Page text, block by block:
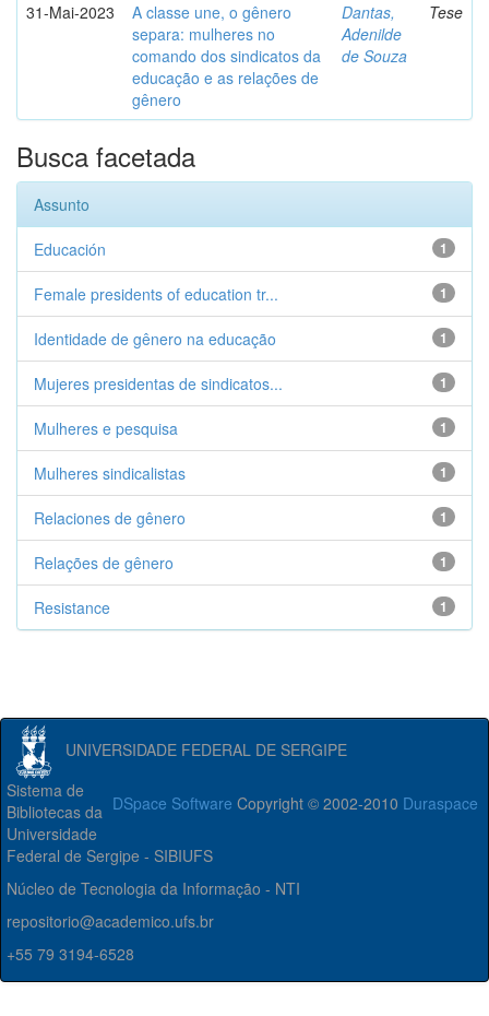
31-Mai-2023
A classe une, o gênero
separa: mulheres no
comando dos sindicatos da
educação e as relações de
gênero
Dantas,
Adenilde
de Souza
Tese
Busca facetada
Assunto
1
Educación
1
Female presidents of education tr...
1
Identidade de gênero na educação
1
Mujeres presidentas de sindicatos...
1
Mulheres e pesquisa
1
Mulheres sindicalistas
1
Relaciones de gênero
1
Relações de gênero
1
Resistance
UNIVERSIDADE FEDERAL DE SERGIPE
DSpace Software Copyright © 2002-2010 Duraspace
Sistema de
Bibliotecas da
Universidade
Federal de Sergipe - SIBIUFS
Núcleo de Tecnologia da Informação - NTI
repositorio@academico.ufs.br
+55 79 3194-6528